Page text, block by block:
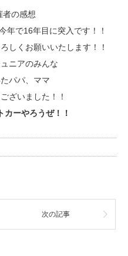
者の感想
年で16年目に突入です！！
しくお願いいたします！！
ニアのみんな
パパ、ママ
ざいました！！
カーやろうぜ！！
次の記事